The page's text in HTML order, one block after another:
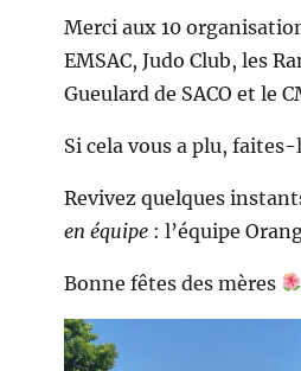
Merci aux 10
EMSAC, Judo Club, les
Gueulard de SACO et le
Si cela vous a plu,
Revivez quelques
en équipe: l’équipe
Bonne fêtes des mères